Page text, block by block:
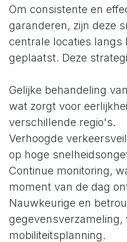
Om consistente en
garanderen, zijn deze
centrale locaties langs
geplaatst. Deze
Gelijke behandeling
wat zorgt voor
verschillende regio's.​
Verhoogde
op hoge
Continue monitoring,
moment van de dag
Nauwkeurige en
mobiliteitsplanning. ​